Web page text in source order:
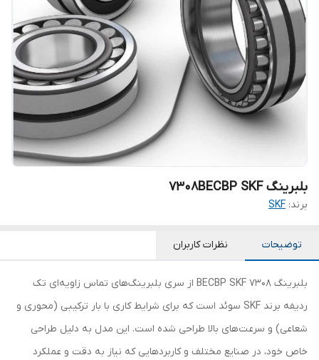
بلبرینگ 7308BECBP SKF
برند: SKF
توضیحات نظرات کاربران
بلبرینگ 7308 BECBP SKF از سری بلبرینگ‌های تماس زاویه‌ای تک
ردیفه برند SKF سوئد است که برای شرایط کاری با بار ترکیبی (محوری و
شعاعی) و سرعت‌های بالا طراحی شده است. این مدل به دلیل طراحی
خاص خود، در صنایع مختلف و کاربردهایی که نیاز به دقت و عملکرد